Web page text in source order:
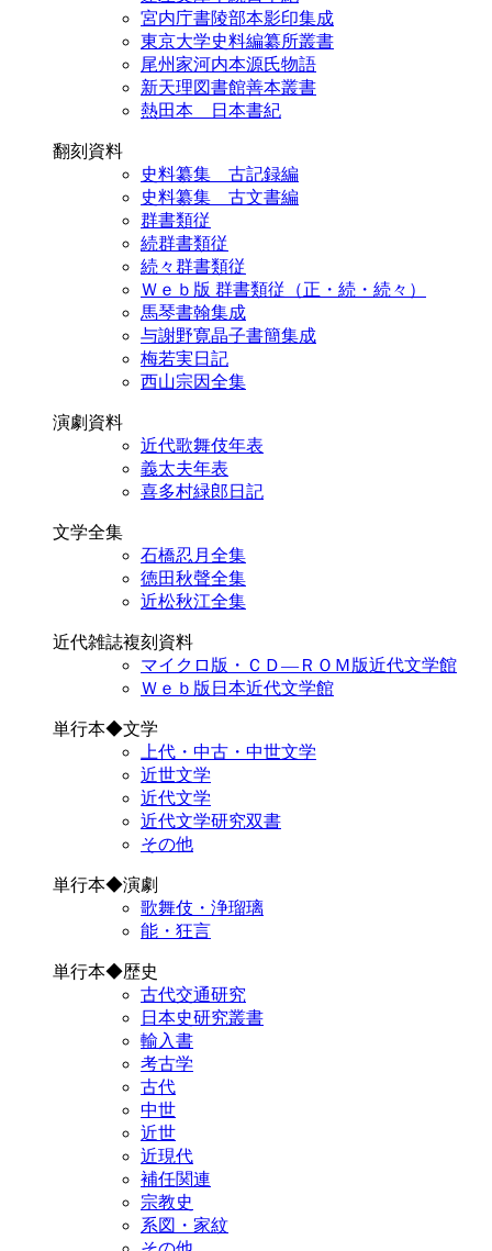
宮内庁書陵部本影印集成
東京大学史料編纂所叢書
尾州家河内本源氏物語
新天理図書館善本叢書
熱田本 日本書紀
翻刻資料
史料纂集 古記録編
史料纂集 古文書編
群書類従
続群書類従
続々群書類従
Ｗｅｂ版 群書類従（正・続・続々）
馬琴書翰集成
与謝野寛晶子書簡集成
梅若実日記
西山宗因全集
演劇資料
近代歌舞伎年表
義太夫年表
喜多村緑郎日記
文学全集
石橋忍月全集
徳田秋聲全集
近松秋江全集
近代雑誌複刻資料
マイクロ版・ＣＤ―ＲＯＭ版近代文学館
Ｗｅｂ版日本近代文学館
単行本◆文学
上代・中古・中世文学
近世文学
近代文学
近代文学研究双書
その他
単行本◆演劇
歌舞伎・浄瑠璃
能・狂言
単行本◆歴史
古代交通研究
日本史研究叢書
輸入書
考古学
古代
中世
近世
近現代
補任関連
宗教史
系図・家紋